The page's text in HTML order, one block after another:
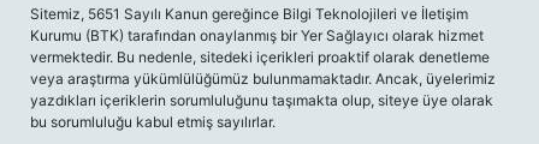
Sitemiz, 5651 Sayılı Kanun gereğince Bilgi Teknolojileri ve İletişim
Kurumu (BTK) tarafından onaylanmış bir Yer Sağlayıcı olarak hizmet
vermektedir. Bu nedenle, sitedeki içerikleri proaktif olarak denetleme
veya araştırma yükümlülüğümüz bulunmamaktadır. Ancak, üyelerimiz
yazdıkları içeriklerin sorumluluğunu taşımakta olup, siteye üye olarak
bu sorumluluğu kabul etmiş sayılırlar.